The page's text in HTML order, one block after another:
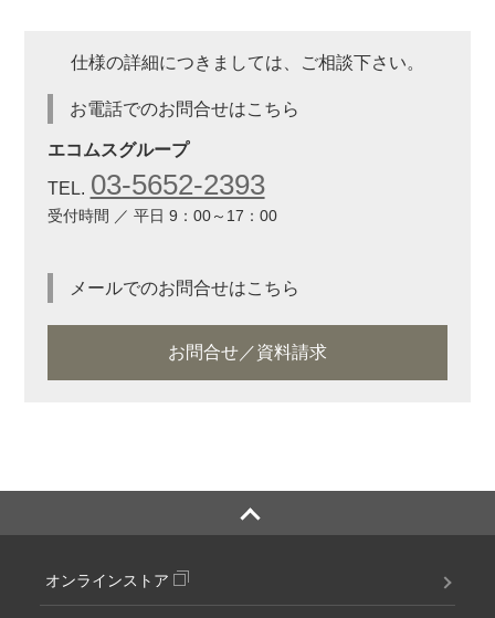
仕様の詳細につきましては、ご相談下さい。
お電話でのお問合せはこちら
エコムスグループ
TEL. 03-5652-2393
受付時間 ／ 平日 9：00～17：00
メールでのお問合せはこちら
お問合せ／資料請求
オンラインストア